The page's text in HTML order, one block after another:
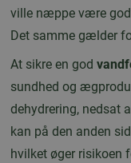
ville næppe være
Det samme gælder
At sikre en god
sundhed og
dehydrering, nedsat
kan på den anden
hvilket øger risikoen